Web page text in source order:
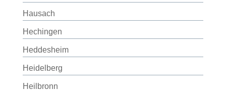
Hausach
Hechingen
Heddesheim
Heidelberg
Heilbronn